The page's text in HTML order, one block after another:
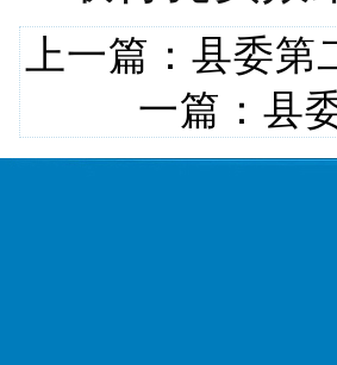
上一篇： 县委第
一篇： 县